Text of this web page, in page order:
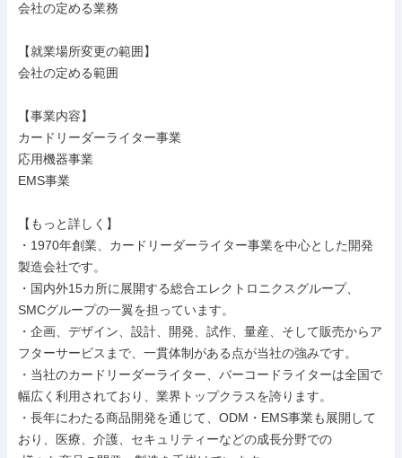
会社の定める業務
【就業場所変更の範囲】
会社の定める範囲
【事業内容】
カードリーダーライター事業
応用機器事業
EMS事業
【もっと詳しく】
・1970年創業、カードリーダーライター事業を中心とした開発
製造会社です。
・国内外15カ所に展開する総合エレクトロニクスグループ、
SMCグループの一翼を担っています。
・企画、デザイン、設計、開発、試作、量産、そして販売からア
フターサービスまで、一貫体制がある点が当社の強みです。
・当社のカードリーダーライター、バーコードライターは全国で
幅広く利用されており、業界トップクラスを誇ります。
・長年にわたる商品開発を通じて、ODM・EMS事業も展開して
おり、医療、介護、セキュリティーなどの成長分野での